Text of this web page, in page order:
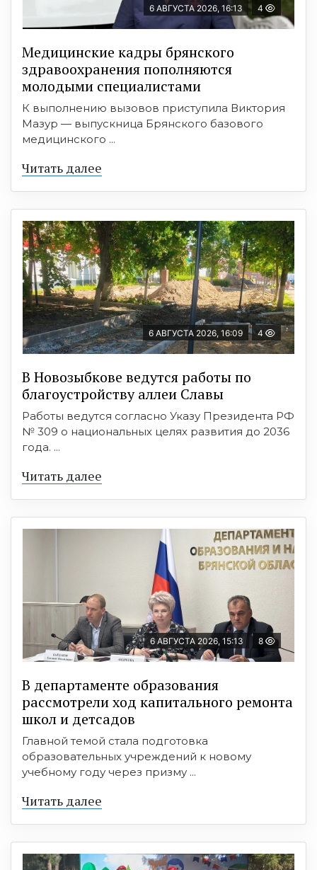
6 АВГУСТА 2026, 16:13 4
Медицинские кадры брянского
здравоохранения пополняются
молодыми специалистами
К выполнению вызовов приступила Виктория
Мазур — выпускница Брянского базового
медицинского ...
Читать далее
6 АВГУСТА 2026, 16:09 4
В Новозыбкове ведутся работы по
благоустройству аллеи Славы
Работы ведутся согласно Указу Президента РФ
№ 309 о национальных целях развития до 2036
года. ...
Читать далее
6 АВГУСТА 2026, 15:13 8
В департаменте образования
рассмотрели ход капитального ремонта
школ и детсадов
Главной темой стала подготовка
образовательных учреждений к новому
учебному году через призму ...
Читать далее